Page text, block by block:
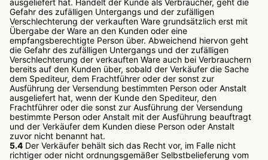
ausgeliefert hat. Handelt der Kunde als Verbraucher, geht die
Gefahr des zufälligen Untergangs und der zufälligen
Verschlechterung der verkauften Ware grundsätzlich erst mit
Übergabe der Ware an den Kunden oder eine
empfangsberechtigte Person über. Abweichend hiervon geht
die Gefahr des zufälligen Untergangs und der zufälligen
Verschlechterung der verkauften Ware auch bei Verbrauchern
bereits auf den Kunden über, sobald der Verkäufer die Sache
dem Spediteur, dem Frachtführer oder der sonst zur
Ausführung der Versendung bestimmten Person oder Anstalt
ausgeliefert hat, wenn der Kunde den Spediteur, den
Frachtführer oder die sonst zur Ausführung der Versendung
bestimmte Person oder Anstalt mit der Ausführung beauftragt
und der Verkäufer dem Kunden diese Person oder Anstalt
zuvor nicht benannt hat.
5.4 Der Verkäufer behält sich das Recht vor, im Falle nicht
richtiger oder nicht ordnungsgemäßer Selbstbelieferung vom